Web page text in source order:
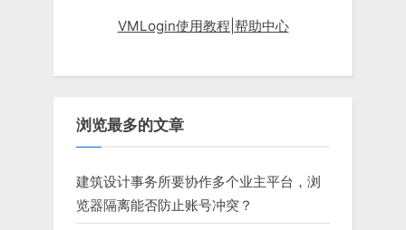
VMLogin使用教程|帮助中心
浏览最多的文章
建筑设计事务所要协作多个业主平台，浏
览器隔离能否防止账号冲突？